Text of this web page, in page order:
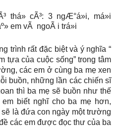
trình rất đặc biệt và ý nghĩa “
tựa của cuộc sống” trong tâm
các em ở cùng ba mẹ xen
buồn, những lần các chiến sĩ
thì ba mẹ sẽ buồn như thế
biết nghĩ cho ba mẹ hơn,
là đứa con ngày một trường
các em được đọc thư của ba